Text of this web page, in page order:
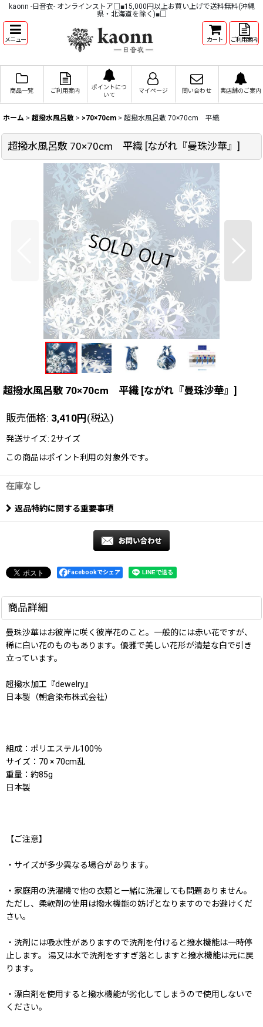
kaonn -日音衣- オンラインストア□■15,000円以上お買い上げで送料無料(沖縄
県・北海道を除く)■□
メニュー カート ご利用案内
商品一覧 ご利用案内
ポイントにつ
いて
マイページ 問い合わせ 実店舗のご案内
ホーム > 超撥水風呂敷 > >70×70cm > 超撥水風呂敷 70×70cm 平織
超撥水風呂敷 70×70cm 平織 [ながれ『曼珠沙華』 ]
超撥水風呂敷 70×70cm 平織 [ながれ『曼珠沙華』 ]
販売価格: 3,410円(税込)
発送サイズ: 2サイズ
この商品はポイント利用の対象外です。
在庫なし
返品特約に関する重要事項
Facebookでシェア
商品詳細
曼珠沙華はお彼岸に咲く彼岸花のこと。一般的には赤い花ですが、
稀に白い花のものもあります。優雅で美しい花形が清楚な白で引き
立っています。
超撥水加工『dewelry』
日本製（朝倉染布株式会社）
組成：ポリエステル100％
サイズ：70 × 70cm乱
重量：約85g
日本製
【ご注意】
・サイズが多少異なる場合があります。
・家庭用の洗濯機で他の衣類と一緒に洗濯しても問題ありません。
ただし、柔軟剤の使用は撥水機能の妨げとなりますのでお避けくだ
さい。
・洗剤には吸水性がありますので洗剤を付けると撥水機能は一時停
止します。 湯又は水で洗剤をすすぎ落としますと撥水機能は元に戻
ります。
・漂白剤を使用すると撥水機能が劣化してしまうので使用しないで
ください。